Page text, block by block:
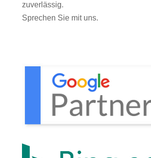
zuverlässig.
Sprechen Sie mit uns.